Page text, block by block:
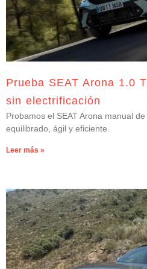
Prueba SEAT Arona 1.0
sin electrificación
Probamos el SEAT Arona manual de
equilibrado, ágil y eficiente.
Leer más »